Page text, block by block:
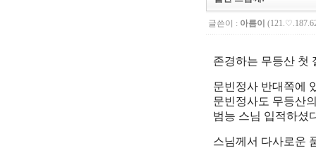
글쓴이 : 아름이
존경하는 무등산 첫
문빈정사 반대쪽에
문빈정사도 무등산
범능 스님 입적하셨
스님께서 다사로운